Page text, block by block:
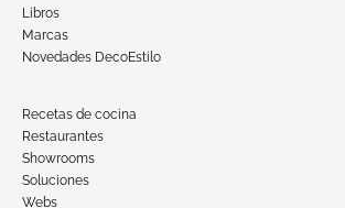
Libros
Marcas
Novedades DecoEstilo
Recetas de cocina
Restaurantes
Showrooms
Soluciones
Webs